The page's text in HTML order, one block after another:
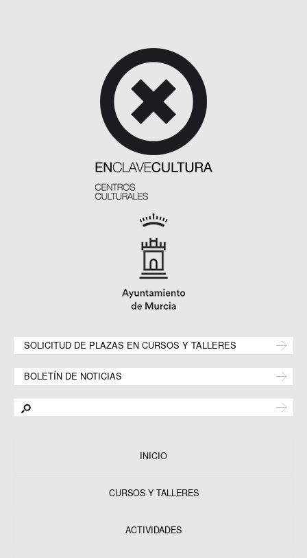
SOLICITUD DE PLAZAS EN CURSOS Y TALLERES
BOLETÍN DE NOTICIAS
INICIO
CURSOS Y TALLERES
ACTIVIDADES